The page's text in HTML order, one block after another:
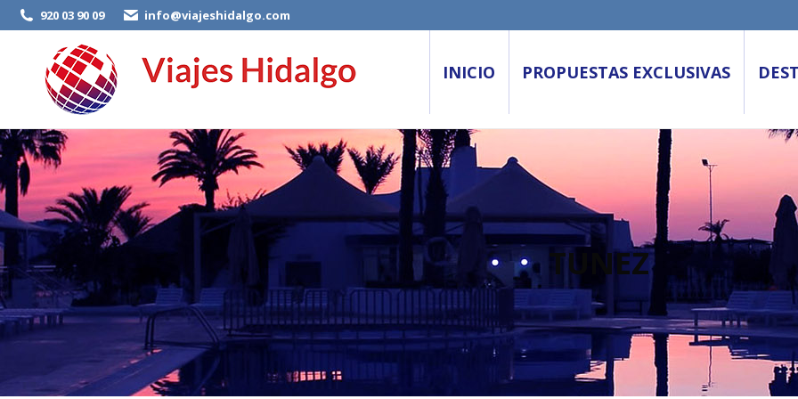
920 03 90 09 info@viajeshidalgo.com
INICIO PROPUESTAS EXCLUSIVAS
TUNEZ